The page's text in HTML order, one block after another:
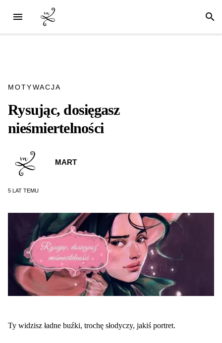
MOTYWACJA
Rysując, dosięgasz
nieśmiertelności
MART
5 LAT TEMU
Ty widzisz ładne buźki, trochę słodyczy, jakiś portret.